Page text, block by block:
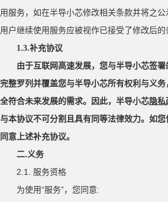
用服务，如在半导小芯修改相关条款并将之公
用户继续使用服务应被视作已接受了修改后的
1.3.补充协议
由于互联网高速发展，您与半导小芯签
完整罗列并覆盖您与半导小芯所有权利与义
全符合未来发展的需求。因此，半导小芯隐私
与本协议不可分割且具有同等法律效力。如
同意上述补充协议。
二.义务
2.1. 服务资格
为使用“服务”，您同意: